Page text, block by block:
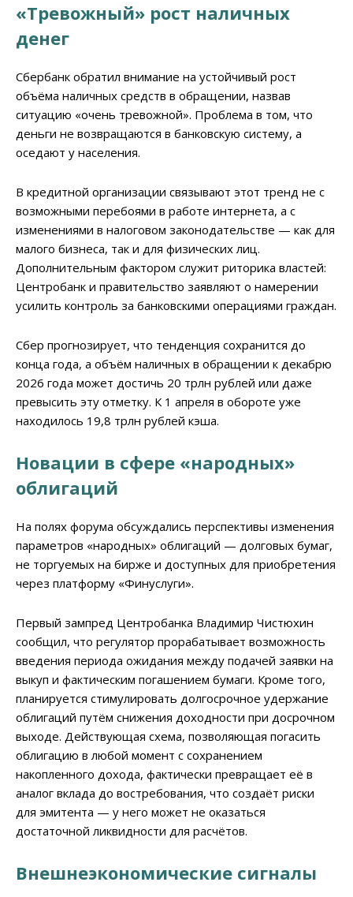
«Тревожный» рост наличных
денег
Сбербанк обратил внимание на устойчивый рост
объёма наличных средств в обращении, назвав
ситуацию «очень тревожной». Проблема в том, что
деньги не возвращаются в банковскую систему, а
оседают у населения.
В кредитной организации связывают этот тренд не с
возможными перебоями в работе интернета, а с
изменениями в налоговом законодательстве — как для
малого бизнеса, так и для физических лиц.
Дополнительным фактором служит риторика властей:
Центробанк и правительство заявляют о намерении
усилить контроль за банковскими операциями граждан.
Сбер прогнозирует, что тенденция сохранится до
конца года, а объём наличных в обращении к декабрю
2026 года может достичь 20 трлн рублей или даже
превысить эту отметку. К 1 апреля в обороте уже
находилось 19,8 трлн рублей кэша.
Новации в сфере «народных»
облигаций
На полях форума обсуждались перспективы изменения
параметров «народных» облигаций — долговых бумаг,
не торгуемых на бирже и доступных для приобретения
через платформу «Финуслуги».
Первый зампред Центробанка Владимир Чистюхин
сообщил, что регулятор прорабатывает возможность
введения периода ожидания между подачей заявки на
выкуп и фактическим погашением бумаги. Кроме того,
планируется стимулировать долгосрочное удержание
облигаций путём снижения доходности при досрочном
выходе. Действующая схема, позволяющая погасить
облигацию в любой момент с сохранением
накопленного дохода, фактически превращает её в
аналог вклада до востребования, что создаёт риски
для эмитента — у него может не оказаться
достаточной ликвидности для расчётов.
Внешнеэкономические сигналы